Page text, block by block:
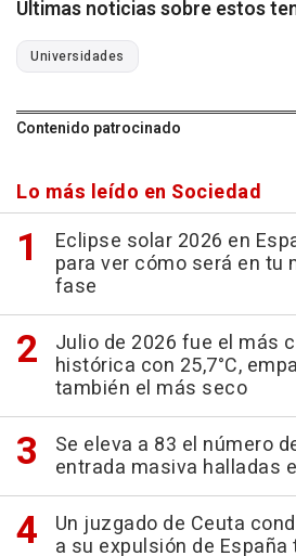
Últimas noticias sobre estos
Universidades
Contenido patrocinado
Lo más leído en Sociedad
Eclipse solar 2026 en
para ver cómo será en tu
fase
Julio de 2026 fue el más
histórica con 25,7°C,
también el más seco
Se eleva a 83 el número
entrada masiva halladas
Un juzgado de Ceuta
a su expulsión de